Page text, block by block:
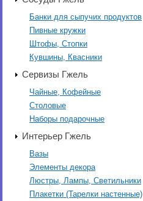
Банки для сыпучих продуктов
Пивные кружки
Штофы, Стопки
Кувшины, Квасники
Сервизы Гжель
Чайные, Кофейные
Столовые
Наборы подарочные
Интерьер Гжель
Вазы
Элементы декора
Люстры, Лампы, Светильники
Плакетки (Тарелки настенные)